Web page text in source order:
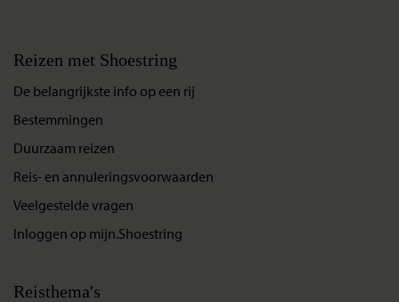
Reizen met Shoestring
De belangrijkste info op een rij
Bestemmingen
Duurzaam reizen
Reis- en annuleringsvoorwaarden
Veelgestelde vragen
Inloggen op mijn.Shoestring
Reisthema's